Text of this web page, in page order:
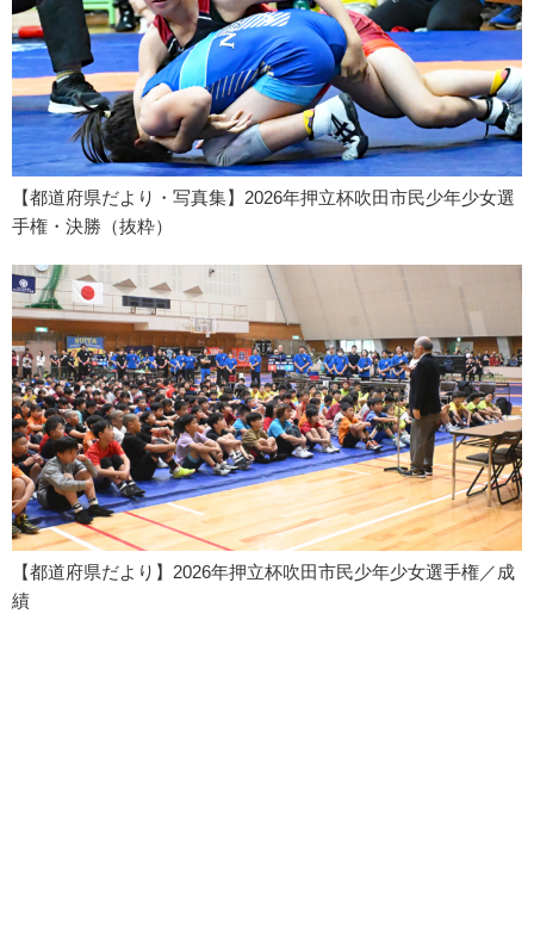
【都道府県だより・写真集】2026年押立杯吹田市民少年少女選
手権・決勝（抜粋）
【都道府県だより】2026年押立杯吹田市民少年少女選手権／成
績